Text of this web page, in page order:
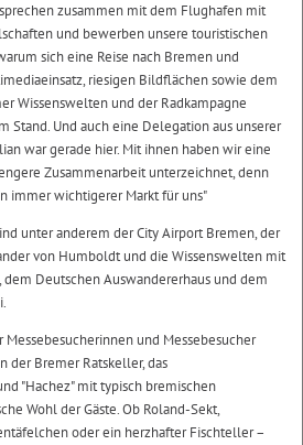
zusammen mit dem Flughafen mit
und bewerben unsere touristischen
sich eine Reise nach Bremen und
riesigen Bildflächen sowie dem
Wissenswelten und der Radkampagne
Stand. Und auch eine Delegation aus unserer
war gerade hier. Mit ihnen haben wir eine
Zusammenarbeit unterzeichnet, denn
immer wichtigerer Markt für uns"
unter anderem der City Airport Bremen, der
von Humboldt und die Wissenswelten mit
Deutschen Auswandererhaus und dem
und Messebesucher
der Bremer Ratskeller, das
"Hachez" mit typisch bremischen
Wohl der Gäste. Ob Roland-Sekt,
oder ein herzhafter Fischteller –